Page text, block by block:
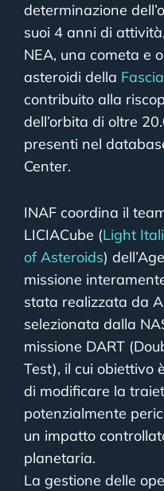
determinazione
suoi 4 anni di
NEA, una cometa e
asteroidi della
contribuito alla
dell’orbita di oltre
presenti nel
Center.
INAF coordina il
LICIACube (Light
of Asteroids)
missione
stata realizzata da
selezionata dalla
missione DART
Test), il cui obiettivo
di modificare la
potenzialmente
un impatto
planetaria.
La gestione delle